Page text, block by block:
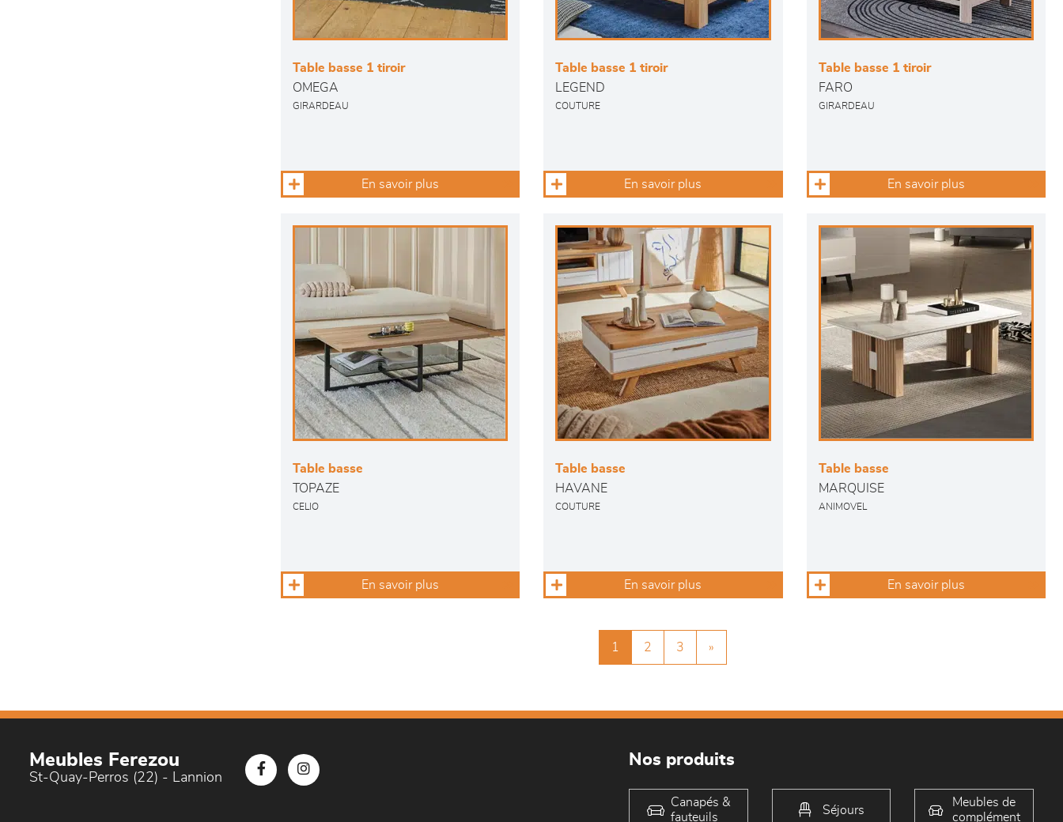
Table basse 1 tiroir
OMEGA
GIRARDEAU
En savoir plus
Table basse 1 tiroir
LEGEND
COUTURE
En savoir plus
Table basse 1 tiroir
FARO
GIRARDEAU
En savoir plus
Table basse
TOPAZE
CELIO
En savoir plus
Table basse
HAVANE
COUTURE
En savoir plus
Table basse
MARQUISE
ANIMOVEL
En savoir plus
1 2 3 »
Meubles Ferezou
St-Quay-Perros (22) - Lannion
Nos produits
Canapés &
fauteuils
Séjours
Meubles de
complément